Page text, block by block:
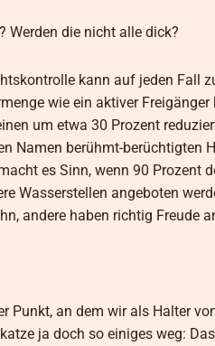
Werden die nicht alle dick?
kann auf jeden Fall
wie ein aktiver
um etwa 30 Prozent
Namen berühmt-berüchtigten
es Sinn, wenn 90 Prozent
Wasserstellen angeboten
andere haben richtig Freude
Punkt, an dem wir als Halter
ja doch so einiges weg: